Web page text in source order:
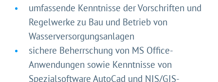
umfassende Kenntnisse der Vorschriften und
Regelwerke zu Bau und Betrieb von
Wasserversorgungsanlagen
sichere Beherrschung von MS Office-
Anwendungen sowie Kenntnisse von
Spezialsoftware AutoCad und NIS/GIS-